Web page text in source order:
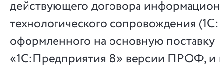
действующего договора
технологического сопровождения
оформленного на основную поставку
«1С:Предприятия 8» версии ПРОФ, и